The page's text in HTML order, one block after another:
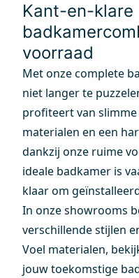
Kant-en-klare
voorraad
Met onze complete
niet langer te
profiteert van
materialen en een
dankzij onze ruime
ideale badkamer is
klaar om
In onze showrooms
verschillende stijlen
Voel materialen,
jouw toekomstige